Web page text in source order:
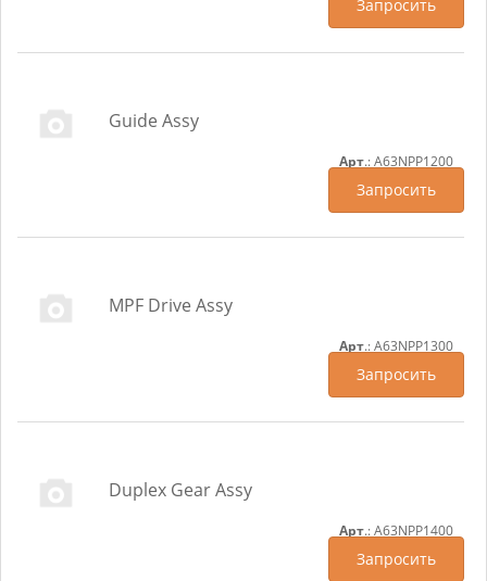
Запросить
Guide Assy
Арт.: A63NPP1200
Запросить
MPF Drive Assy
Арт.: A63NPP1300
Запросить
Duplex Gear Assy
Арт.: A63NPP1400
Запросить